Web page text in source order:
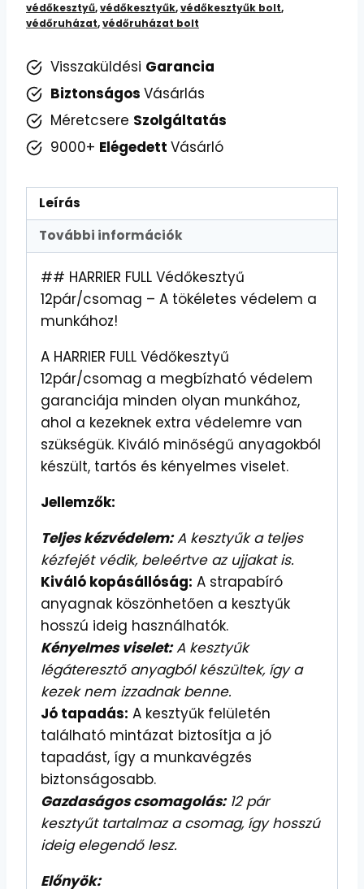
védőkesztyű,védőkesztyűk,védőkesztyűk bolt,
védőruházat,védőruházat bolt
Visszaküldési Garancia
Biztonságos Vásárlás
Méretcsere Szolgáltatás
9000+ Elégedett Vásárló
Leírás
További információk
## HARRIER FULL Védőkesztyű
12pár/csomag – A tökéletes védelem a
munkához!
A HARRIER FULL Védőkesztyű
12pár/csomag a megbízható védelem
garanciája minden olyan munkához,
ahol a kezeknek extra védelemre van
szükségük. Kiváló minőségű anyagokból
készült, tartós és kényelmes viselet.
Jellemzők:
Teljes kézvédelem:A kesztyűk a teljes
kézfejét védik, beleértve az ujjakat is.
Kiváló kopásállóság: A strapabíró
anyagnak köszönhetően a kesztyűk
hosszú ideig használhatók.
Kényelmes viselet:A kesztyűk
légáteresztő anyagból készültek, így a
kezek nem izzadnak benne.
Jó tapadás: A kesztyűk felületén
található mintázat biztosítja a jó
tapadást, így a munkavégzés
biztonságosabb.
Gazdaságos csomagolás:12 pár
kesztyűt tartalmaz a csomag, így hosszú
ideig elegendő lesz.
Előnyök: